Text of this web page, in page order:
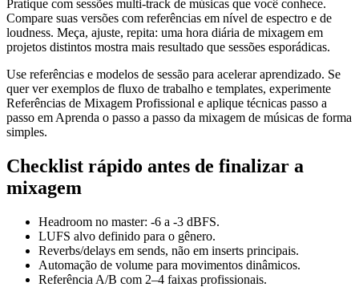
Pratique com sessões multi-track de músicas que você conhece.
Compare suas versões com referências em nível de espectro e de
loudness. Meça, ajuste, repita: uma hora diária de mixagem em
projetos distintos mostra mais resultado que sessões esporádicas.
Use referências e modelos de sessão para acelerar aprendizado. Se
quer ver exemplos de fluxo de trabalho e templates, experimente
Referências de Mixagem Profissional e aplique técnicas passo a
passo em Aprenda o passo a passo da mixagem de músicas de forma
simples.
Checklist rápido antes de finalizar a
mixagem
Headroom no master: -6 a -3 dBFS.
LUFS alvo definido para o gênero.
Reverbs/delays em sends, não em inserts principais.
Automação de volume para movimentos dinâmicos.
Referência A/B com 2–4 faixas profissionais.